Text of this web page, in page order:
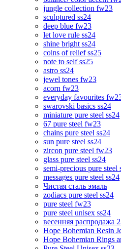
jungle collection fw23
sculptured ss24
deep blue fw23
let love rule ss24
shine bright ss24
coins of relief ss25
note to self ss25
astro ss24
jewel tones fw23
acorn fw23
everyday favourites
swarovski basics ss24
miniature pure steel ss24
67 pure steel fw23
chains pure steel ss24
sun pure steel ss24
zircon pure steel fw23
glass pure steel ss24
semi-precious pure steel
messages pure steel ss24
Чистая сталь эмаль
zodiacs pure steel ss24
pure steel fw23
pure steel unisex ss24
весенняя распродажа
Hope Bohemian Resin
Hope Bohemian Rings